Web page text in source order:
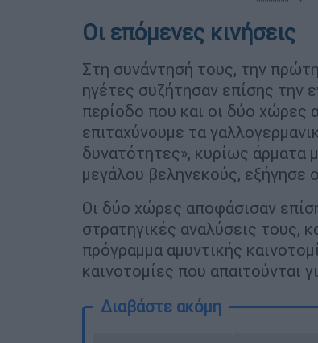
Οι επόμενες κινήσεις
Στη συνάντησή τους, την
ηγέτες συζήτησαν επίσης την
περίοδο που και οι δύο χώρες
επιταχύνουμε τα
δυνατότητες», κυρίως άρματα
μεγάλου βεληνεκούς, εξήγησε ο
Οι δύο χώρες αποφάσισαν
στρατηγικές αναλύσεις τους,
πρόγραμμα αμυντικής
καινοτομίες που απαιτούνται
Διαβάστε ακόμη